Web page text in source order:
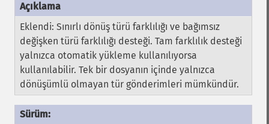
Eklendi: Sınırlı dönüş türü farklılığı ve bağımsız
değişken türü farklılığı desteği. Tam farklılık desteği
yalnızca otomatik yükleme kullanılıyorsa
kullanılabilir. Tek bir dosyanın içinde yalnızca
dönüşümlü olmayan tür gönderimleri mümkündür.